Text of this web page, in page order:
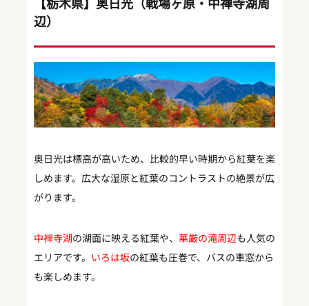
辺）
奥日光は標高が高いため、比較的早い時期から紅葉を楽
しめます。広大な湿原と紅葉のコントラストの絶景が広
がります。
中禅寺湖の湖面に映える紅葉や、 華厳の滝周辺も人気の
エリアです。 いろは坂の紅葉も圧巻で、バスの車窓から
も楽しめます。